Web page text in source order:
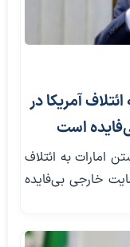
آمریکا در
است
امارات به ائتلاف
خارجی بی‌فایده